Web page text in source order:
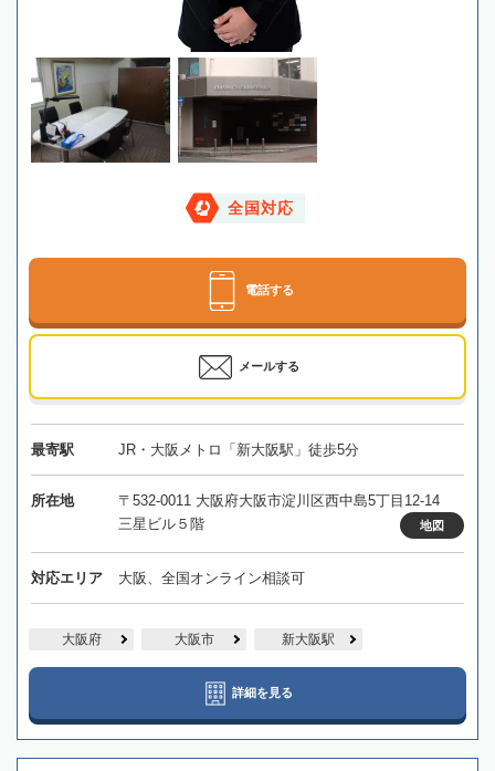
全国対応
電話する
メールする
最寄駅 JR・大阪メトロ「新大阪駅」徒歩5分
所在地
〒532-0011 大阪府大阪市淀川区西中島5丁目12-14
三星ビル５階
地図
対応エリア 大阪、全国オンライン相談可
大阪府 大阪市 新大阪駅
詳細を見る